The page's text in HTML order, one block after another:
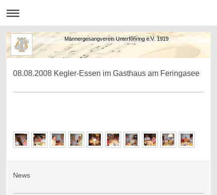
Männergesangverein Unterföhring e.V. 1919
08.08.2008 Kegler-Essen im Gasthaus am Feringasee
News